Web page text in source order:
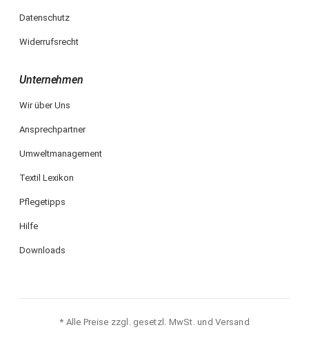
Datenschutz
Widerrufsrecht
Unternehmen
Wir über Uns
Ansprechpartner
Umweltmanagement
Textil Lexikon
Pflegetipps
Hilfe
Downloads
* Alle Preise zzgl. gesetzl. MwSt. und Versand